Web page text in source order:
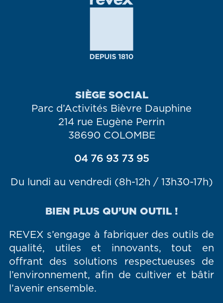
SIÈGE SOCIAL
Parc d’Activités Bièvre Dauphine
214 rue Eugène Perrin
38690 COLOMBE
04 76 93 73 95
Du lundi au vendredi (8h-12h / 13h30-17h)
BIEN PLUS QU’UN OUTIL !
REVEX s’engage à fabriquer des outils de
qualité, utiles et innovants, tout en
offrant des solutions respectueuses de
l’environnement, afin de cultiver et bâtir
l’avenir ensemble.